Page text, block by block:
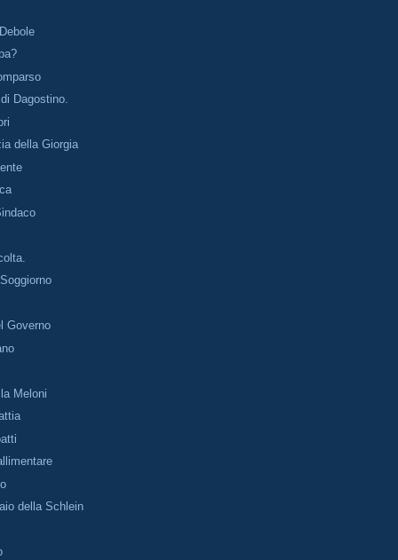
Dagostino.
della Giorgia
Governo
Meloni
della Schlein